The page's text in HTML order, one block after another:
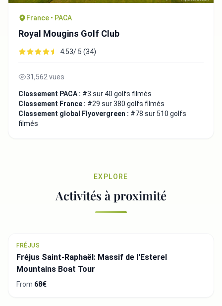
France • PACA
Royal Mougins Golf Club
4.53/ 5 (34)
31,562 vues
Classement PACA : #3 sur 40 golfs filmés
Classement France : #29 sur 380 golfs filmés
Classement global Flyovergreen : #78 sur 510 golfs
filmés
EXPLORE
Activités à proximité
FRÉJUS
Fréjus Saint-Raphaël: Massif de l'Esterel
Mountains Boat Tour
From 68€